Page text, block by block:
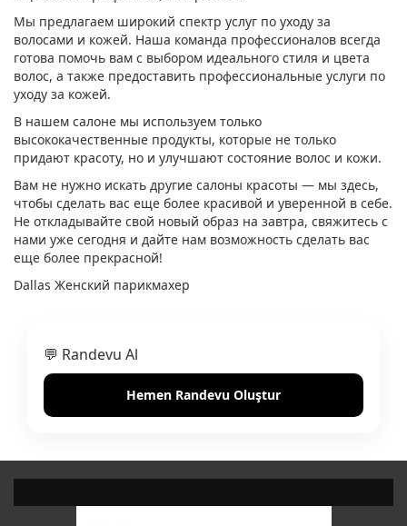
Мы предлагаем широкий спектр услуг по уходу за
волосами и кожей. Наша команда профессионалов всегда
готова помочь вам с выбором идеального стиля и цвета
волос, а также предоставить профессиональные услуги по
уходу за кожей.
В нашем салоне мы используем только
высококачественные продукты, которые не только
придают красоту, но и улучшают состояние волос и кожи.
Вам не нужно искать другие салоны красоты — мы здесь,
чтобы сделать вас еще более красивой и уверенной в себе.
Не откладывайте свой новый образ на завтра, свяжитесь с
нами уже сегодня и дайте нам возможность сделать вас
еще более прекрасной!
Dallas Женский парикмахер
💬 Randevu Al
Hemen Randevu Oluştur